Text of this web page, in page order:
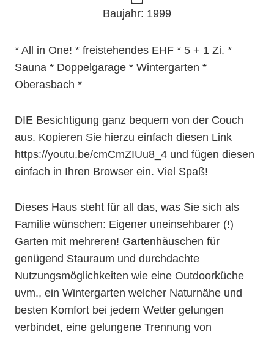
Baujahr: 1999
* All in One! * freistehendes EHF * 5 + 1 Zi. *
Sauna * Doppelgarage * Wintergarten *
Oberasbach *
DIE Besichtigung ganz bequem von der Couch
aus. Kopieren Sie hierzu einfach diesen Link
https://youtu.be/cmCmZIUu8_4 und fügen diesen
einfach in Ihren Browser ein. Viel Spaß!
Dieses Haus steht für all das, was Sie sich als
Familie wünschen: Eigener uneinsehbarer (!)
Garten mit mehreren! Gartenhäuschen für
genügend Stauraum und durchdachte
Nutzungsmöglichkeiten wie eine Outdoorküche
uvm., ein Wintergarten welcher Naturnähe und
besten Komfort bei jedem Wetter gelungen
verbindet, eine gelungene Trennung von